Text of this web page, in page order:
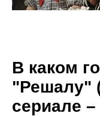
В каком
"Решалу"
сериале